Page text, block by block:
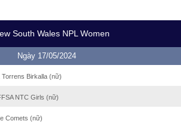
South Wales NPL Women
Ngày 17/05/2024
Torrens Birkalla (nữ)
NTC Girls (nữ)
Comets (nữ)